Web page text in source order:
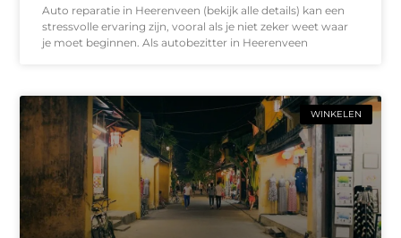
Auto reparatie in Heerenveen (bekijk alle details) kan een
stressvolle ervaring zijn, vooral als je niet zeker weet waar
je moet beginnen. Als autobezitter in Heerenveen
WINKELEN